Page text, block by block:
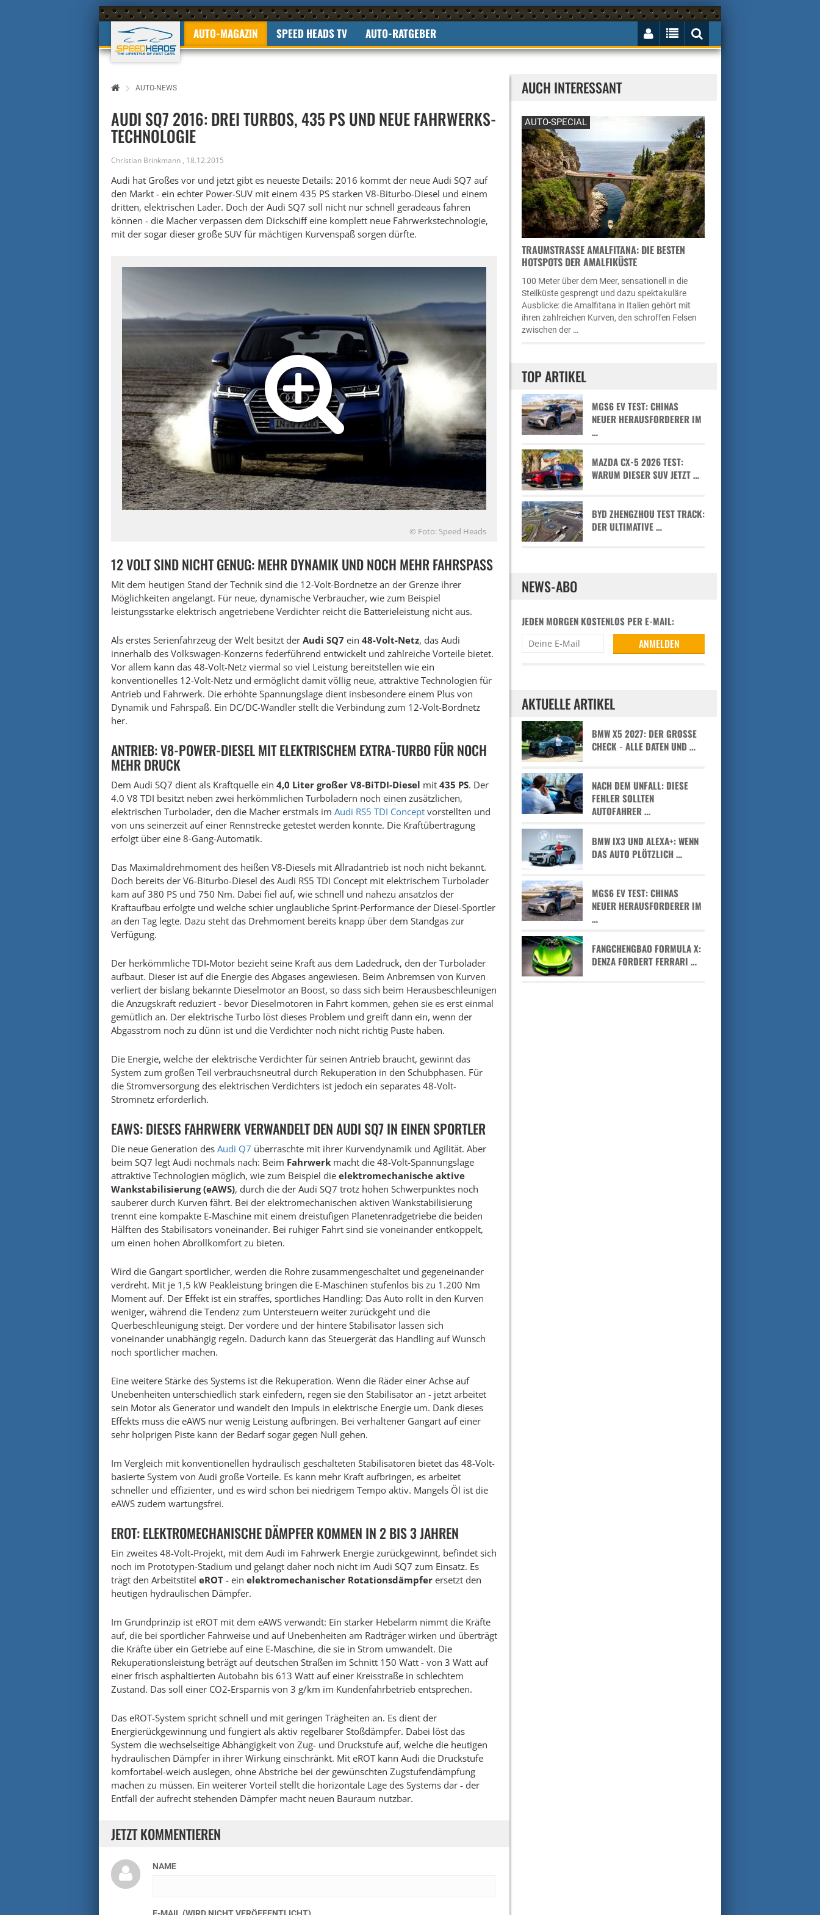
AUTO-MAGAZIN SPEED HEADS TV AUTO-RATGEBER
AUTO-NEWS
AUDI SQ7 2016: DREI TURBOS, 435 PS UND NEUE FAHRWERKS-
TECHNOLOGIE
Christian Brinkmann , 18.12.2015
Audi hat Großes vor und jetzt gibt es neueste Details: 2016 kommt der neue Audi SQ7 auf
den Markt - ein echter Power-SUV mit einem 435 PS starken V8-Biturbo-Diesel und einem
dritten, elektrischen Lader. Doch der Audi SQ7 soll nicht nur schnell geradeaus fahren
können - die Macher verpassen dem Dickschiff eine komplett neue Fahrwerkstechnologie,
mit der sogar dieser große SUV für mächtigen Kurvenspaß sorgen dürfte.
© Foto: Speed Heads
12 VOLT SIND NICHT GENUG: MEHR DYNAMIK UND NOCH MEHR FAHRSPASS
Mit dem heutigen Stand der Technik sind die 12-Volt-Bordnetze an der Grenze ihrer
Möglichkeiten angelangt. Für neue, dynamische Verbraucher, wie zum Beispiel
leistungsstarke elektrisch angetriebene Verdichter reicht die Batterieleistung nicht aus.
Als erstes Serienfahrzeug der Welt besitzt der Audi SQ7 ein 48-Volt-Netz, das Audi
innerhalb des Volkswagen-Konzerns federführend entwickelt und zahlreiche Vorteile bietet.
Vor allem kann das 48-Volt-Netz viermal so viel Leistung bereitstellen wie ein
konventionelles 12-Volt-Netz und ermöglicht damit völlig neue, attraktive Technologien für
Antrieb und Fahrwerk. Die erhöhte Spannungslage dient insbesondere einem Plus von
Dynamik und Fahrspaß. Ein DC/DC-Wandler stellt die Verbindung zum 12-Volt-Bordnetz
her.
ANTRIEB: V8-POWER-DIESEL MIT ELEKTRISCHEM EXTRA-TURBO FÜR NOCH
MEHR DRUCK
Dem Audi SQ7 dient als Kraftquelle ein 4,0 Liter großer V8-BiTDI-Diesel mit 435 PS. Der
4.0 V8 TDI besitzt neben zwei herkömmlichen Turboladern noch einen zusätzlichen,
elektrischen Turbolader, den die Macher erstmals im Audi RS5 TDI Concept vorstellten und
von uns seinerzeit auf einer Rennstrecke getestet werden konnte. Die Kraftübertragung
erfolgt über eine 8-Gang-Automatik.
Das Maximaldrehmoment des heißen V8-Diesels mit Allradantrieb ist noch nicht bekannt.
Doch bereits der V6-Biturbo-Diesel des Audi RS5 TDI Concept mit elektrischem Turbolader
kam auf 380 PS und 750 Nm. Dabei fiel auf, wie schnell und nahezu ansatzlos der
Kraftaufbau erfolgte und welche schier unglaubliche Sprint-Performance der Diesel-Sportler
an den Tag legte. Dazu steht das Drehmoment bereits knapp über dem Standgas zur
Verfügung.
Der herkömmliche TDI-Motor bezieht seine Kraft aus dem Ladedruck, den der Turbolader
aufbaut. Dieser ist auf die Energie des Abgases angewiesen. Beim Anbremsen von Kurven
verliert der bislang bekannte Dieselmotor an Boost, so dass sich beim Herausbeschleunigen
die Anzugskraft reduziert - bevor Dieselmotoren in Fahrt kommen, gehen sie es erst einmal
gemütlich an. Der elektrische Turbo löst dieses Problem und greift dann ein, wenn der
Abgasstrom noch zu dünn ist und die Verdichter noch nicht richtig Puste haben.
Die Energie, welche der elektrische Verdichter für seinen Antrieb braucht, gewinnt das
System zum großen Teil verbrauchsneutral durch Rekuperation in den Schubphasen. Für
die Stromversorgung des elektrischen Verdichters ist jedoch ein separates 48-Volt-
Stromnetz erforderlich.
EAWS: DIESES FAHRWERK VERWANDELT DEN AUDI SQ7 IN EINEN SPORTLER
Die neue Generation des Audi Q7 überraschte mit ihrer Kurvendynamik und Agilität. Aber
beim SQ7 legt Audi nochmals nach: Beim Fahrwerk macht die 48-Volt-Spannungslage
attraktive Technologien möglich, wie zum Beispiel die elektromechanische aktive
Wankstabilisierung (eAWS), durch die der Audi SQ7 trotz hohen Schwerpunktes noch
sauberer durch Kurven fährt. Bei der elektromechanischen aktiven Wankstabilisierung
trennt eine kompakte E-Maschine mit einem dreistufigen Planetenradgetriebe die beiden
Hälften des Stabilisators voneinander. Bei ruhiger Fahrt sind sie voneinander entkoppelt,
um einen hohen Abrollkomfort zu bieten.
Wird die Gangart sportlicher, werden die Rohre zusammengeschaltet und gegeneinander
verdreht. Mit je 1,5 kW Peakleistung bringen die E-Maschinen stufenlos bis zu 1.200 Nm
Moment auf. Der Effekt ist ein straffes, sportliches Handling: Das Auto rollt in den Kurven
weniger, während die Tendenz zum Untersteuern weiter zurückgeht und die
Querbeschleunigung steigt. Der vordere und der hintere Stabilisator lassen sich
voneinander unabhängig regeln. Dadurch kann das Steuergerät das Handling auf Wunsch
noch sportlicher machen.
Eine weitere Stärke des Systems ist die Rekuperation. Wenn die Räder einer Achse auf
Unebenheiten unterschiedlich stark einfedern, regen sie den Stabilisator an - jetzt arbeitet
sein Motor als Generator und wandelt den Impuls in elektrische Energie um. Dank dieses
Effekts muss die eAWS nur wenig Leistung aufbringen. Bei verhaltener Gangart auf einer
sehr holprigen Piste kann der Bedarf sogar gegen Null gehen.
Im Vergleich mit konventionellen hydraulisch geschalteten Stabilisatoren bietet das 48-Volt-
basierte System von Audi große Vorteile. Es kann mehr Kraft aufbringen, es arbeitet
schneller und effizienter, und es wird schon bei niedrigem Tempo aktiv. Mangels Öl ist die
eAWS zudem wartungsfrei.
EROT: ELEKTROMECHANISCHE DÄMPFER KOMMEN IN 2 BIS 3 JAHREN
Ein zweites 48-Volt-Projekt, mit dem Audi im Fahrwerk Energie zurückgewinnt, befindet sich
noch im Prototypen-Stadium und gelangt daher noch nicht im Audi SQ7 zum Einsatz. Es
trägt den Arbeitstitel eROT - ein elektromechanischer Rotationsdämpfer ersetzt den
heutigen hydraulischen Dämpfer.
Im Grundprinzip ist eROT mit dem eAWS verwandt: Ein starker Hebelarm nimmt die Kräfte
auf, die bei sportlicher Fahrweise und auf Unebenheiten am Radträger wirken und überträgt
die Kräfte über ein Getriebe auf eine E-Maschine, die sie in Strom umwandelt. Die
Rekuperationsleistung beträgt auf deutschen Straßen im Schnitt 150 Watt - von 3 Watt auf
einer frisch asphaltierten Autobahn bis 613 Watt auf einer Kreisstraße in schlechtem
Zustand. Das soll einer CO2-Ersparnis von 3 g/km im Kundenfahrbetrieb entsprechen.
Das eROT-System spricht schnell und mit geringen Trägheiten an. Es dient der
Energierückgewinnung und fungiert als aktiv regelbarer Stoßdämpfer. Dabei löst das
System die wechselseitige Abhängigkeit von Zug- und Druckstufe auf, welche die heutigen
hydraulischen Dämpfer in ihrer Wirkung einschränkt. Mit eROT kann Audi die Druckstufe
komfortabel-weich auslegen, ohne Abstriche bei der gewünschten Zugstufendämpfung
machen zu müssen. Ein weiterer Vorteil stellt die horizontale Lage des Systems dar - der
Entfall der aufrecht stehenden Dämpfer macht neuen Bauraum nutzbar.
JETZT KOMMENTIEREN
NAME
AUCH INTERESSANT
AUTO-SPECIAL
TRAUMSTRASSE AMALFITANA: DIE BESTEN H
OTSPOTS DER AMALFIKÜSTE
100 Meter über dem Meer, sensationell in die
Steilküste gesprengt und dazu spektakuläre
Ausblicke: die Amalfitana in Italien gehört mit
ihren zahlreichen Kurven, den schroffen Felsen
zwischen der …
TOP ARTIKEL
MGS6 EV TEST: CHINAS
NEUER HERAUSFORDERER IM
…
MAZDA CX-5 2026 TEST:
WARUM DIESER SUV JETZT …
BYD ZHENGZHOU TEST TRACK:
DER ULTIMATIVE …
NEWS-ABO
JEDEN MORGEN KOSTENLOS PER E-MAIL:
AKTUELLE ARTIKEL
BMW X5 2027: DER GROSSE C
HECK - ALLE DATEN UND …
NACH DEM UNFALL: DIESE
FEHLER SOLLTEN
AUTOFAHRER …
BMW IX3 UND ALEXA+: WENN
DAS AUTO PLÖTZLICH …
MGS6 EV TEST: CHINAS
NEUER HERAUSFORDERER IM
…
FANGCHENGBAO FORMULA X:
DENZA FORDERT FERRARI …